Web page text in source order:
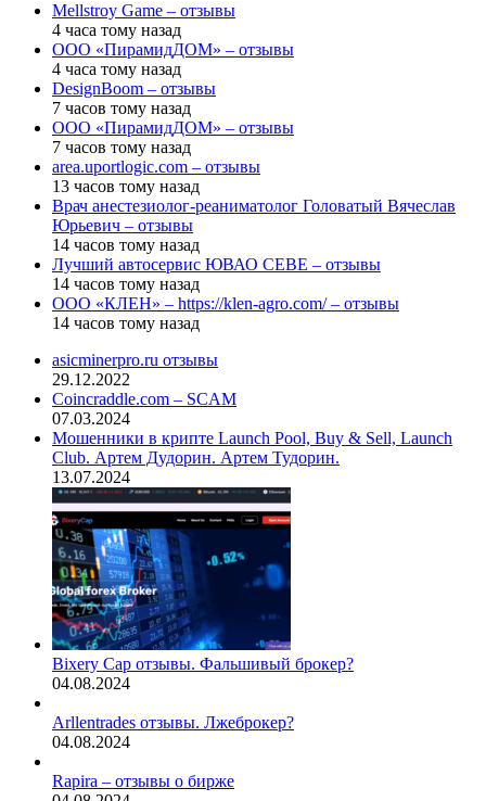
Mellstroy Game – отзывы
4 часа тому назад
ООО «ПирамидДОМ» – отзывы
4 часа тому назад
DesignBoom – отзывы
7 часов тому назад
ООО «ПирамидДОМ» – отзывы
7 часов тому назад
area.uportlogic.com – отзывы
13 часов тому назад
Врач анестезиолог-реаниматолог Головатый Вячеслав
Юрьевич – отзывы
14 часов тому назад
Лучший автосервис ЮВАО CEBE – отзывы
14 часов тому назад
ООО «КЛЕН» – https://klen-agro.com/ – отзывы
14 часов тому назад
asicminerpro.ru отзывы
29.12.2022
Coincraddle.com – SCAM
07.03.2024
Мошенники в крипте Launch Pool, Buy & Sell, Launch
Club. Артем Дудорин. Артем Тудорин.
13.07.2024
Bixery Cap отзывы. Фальшивый брокер?
04.08.2024
Arllentrades отзывы. Лжеброкер?
04.08.2024
Rapira – отзывы о бирже